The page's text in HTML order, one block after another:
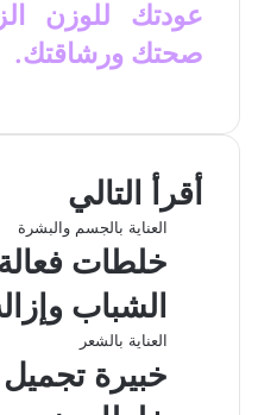
عودتك للوزن
صحتك ورشاقتك.
س
و
ك
ن
د
إ
ت
ا
ب
ل
ا
ا
ة
ع
ا
أقرأ التالي
العناية بالجسم والبشرة
خلطات
الشباب
العناية بالشعر
خبيرة